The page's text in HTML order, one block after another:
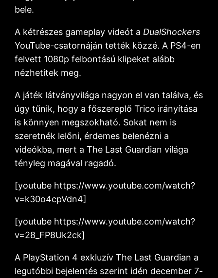
bele.
A kétrészes gameplay videót aDualShockers
YouTube-csatornáján tették közzé. A PS4-en
felvett 1080p felbontású klipeket alább
nézhetitek meg.
A játék látványvilága nagyon el van találva, és
úgy tűnik, hogy a főszereplő Trico irányítása
is könnyen megszokható. Sokat nem is
szeretnék lelőni, érdemes belenézni a
videókba, mert a The Last Guardian világa
tényleg magával ragadó.
[youtube https://www.youtube.com/watch?
v=k30o4cpVdn4]
[youtube https://www.youtube.com/watch?
v=28_FP8Uk2ck]
A PlayStation 4 exkluzív The Last Guardian a
legutóbbi bejelentés szerint idén december 7-